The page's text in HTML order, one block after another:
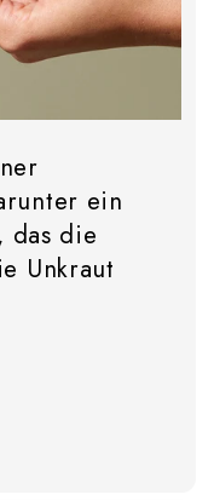
ein
das die
Unkraut